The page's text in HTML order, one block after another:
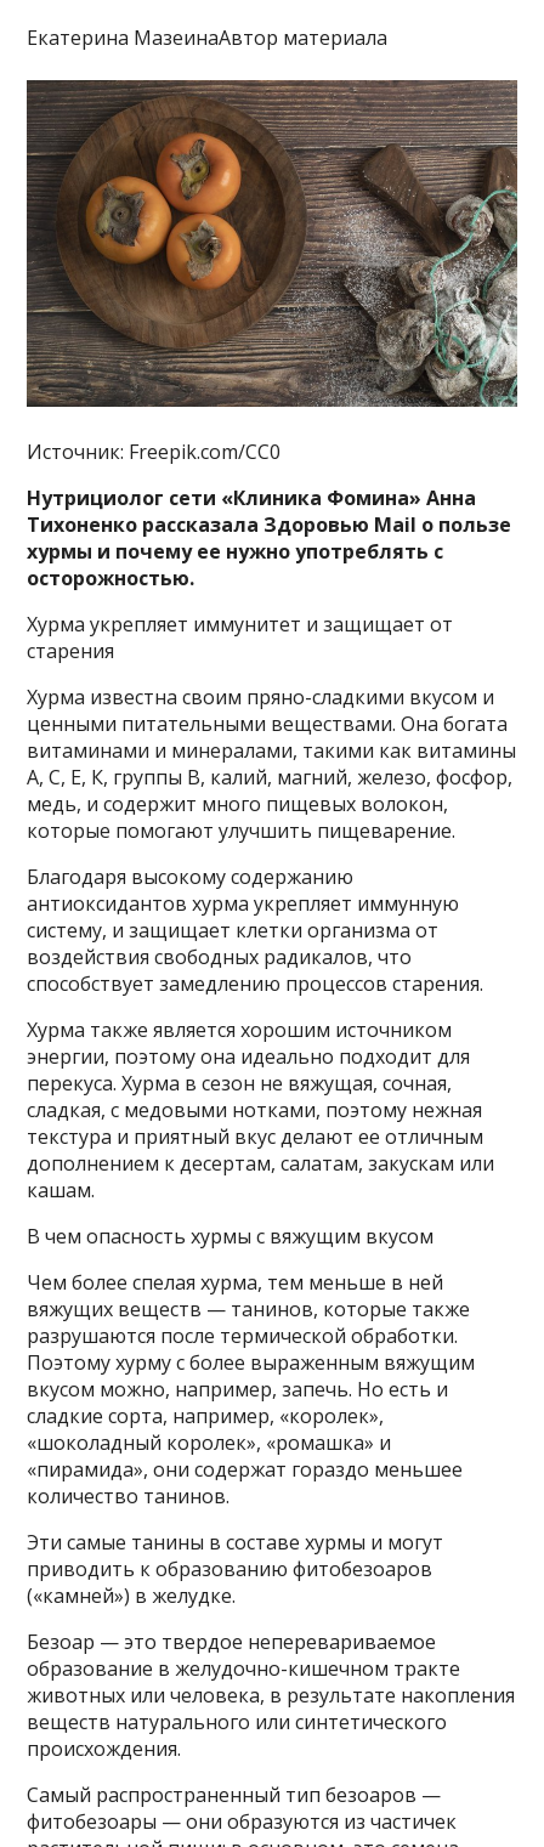
Екатерина МазеинаАвтор материала
Источник: Freepik.com/CC0
Нутрициолог сети «Клиника Фомина» Анна
Тихоненко рассказала Здоровью Mail о пользе
хурмы и почему ее нужно употреблять с
осторожностью.
Хурма укрепляет иммунитет и защищает от
старения
Хурма известна своим пряно-сладкими вкусом и
ценными питательными веществами. Она богата
витаминами и минералами, такими как витамины
A, C, E, К, группы В, калий, магний, железо, фосфор,
медь, и содержит много пищевых волокон,
которые помогают улучшить пищеварение.
Благодаря высокому содержанию
антиоксидантов хурма укрепляет иммунную
систему, и защищает клетки организма от
воздействия свободных радикалов, что
способствует замедлению процессов старения.
Хурма также является хорошим источником
энергии, поэтому она идеально подходит для
перекуса. Хурма в сезон не вяжущая, сочная,
сладкая, с медовыми нотками, поэтому нежная
текстура и приятный вкус делают ее отличным
дополнением к десертам, салатам, закускам или
кашам.
В чем опасность хурмы с вяжущим вкусом
Чем более спелая хурма, тем меньше в ней
вяжущих веществ — танинов, которые также
разрушаются после термической обработки.
Поэтому хурму с более выраженным вяжущим
вкусом можно, например, запечь. Но есть и
сладкие сорта, например, «королек»,
«шоколадный королек», «ромашка» и
«пирамида», они содержат гораздо меньшее
количество танинов.
Эти самые танины в составе хурмы и могут
приводить к образованию фитобезоаров
(«камней») в желудке.
Безоар — это твердое неперевариваемое
образование в желудочно-кишечном тракте
животных или человека, в результате накопления
веществ натурального или синтетического
происхождения.
Самый распространенный тип безоаров —
фитобезоары — они образуются из частичек